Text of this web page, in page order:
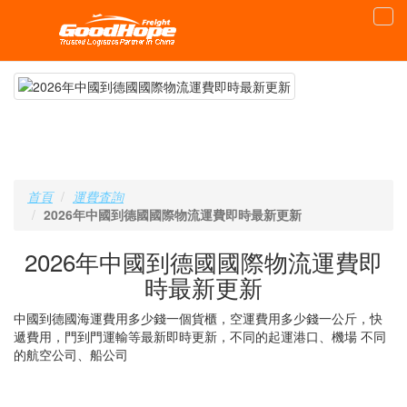
首頁
運費査詢
2026年中國到德國國際物流運費即時最新更新
2026年中國到德國國際物流運費即
時最新更新
中國到德國海運費用多少錢一個貨櫃，空運費用多少錢一公斤，快
遞費用，門到門運輸等最新即時更新，不同的起運港口、機場 不同
的航空公司、船公司